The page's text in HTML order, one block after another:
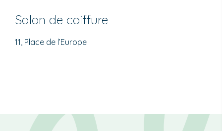
Salon de coiffure
11, Place de l’Europe